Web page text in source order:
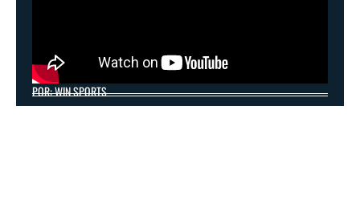
POR: WIN SPORTS